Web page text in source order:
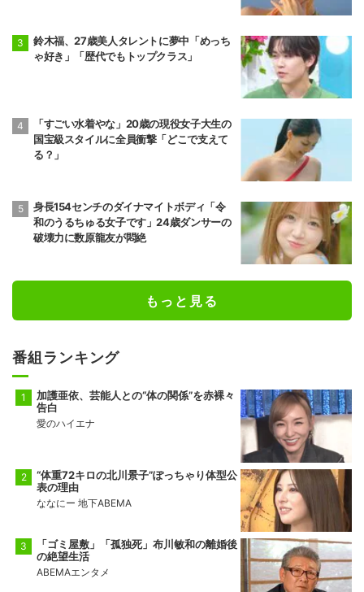
鈴木福、27歳美人タレントに夢中「めっち
ゃ好き」「歴代でもトップクラス」
「すごい水着やな」20歳の現役女子大生の
国宝級スタイルに全員衝撃「どこで支えて
る？」
身長154センチのダイナマイトボディ「令
和のうるちゅる女子です」24歳ダンサーの
破壊力に数原龍友が悶絶
もっと見る
番組ランキング
加護亜依、芸能人との“体の関係”を赤裸々
告白
愛のハイエナ
“体重72キロの北川景子”ぽっちゃり体型公
表の理由
ななにー 地下ABEMA
「ゴミ屋敷」「孤独死」布川敏和の離婚後
の絶望生活
ABEMAエンタメ